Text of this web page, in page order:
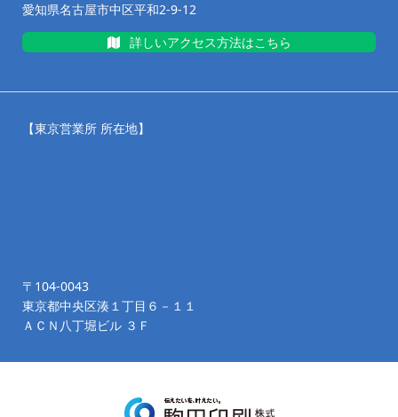
愛知県名古屋市中区平和2-9-12
詳しいアクセス方法はこちら
【東京営業所 所在地】
〒104-0043
東京都中央区湊１丁目６－１１
ＡＣＮ八丁堀ビル ３Ｆ